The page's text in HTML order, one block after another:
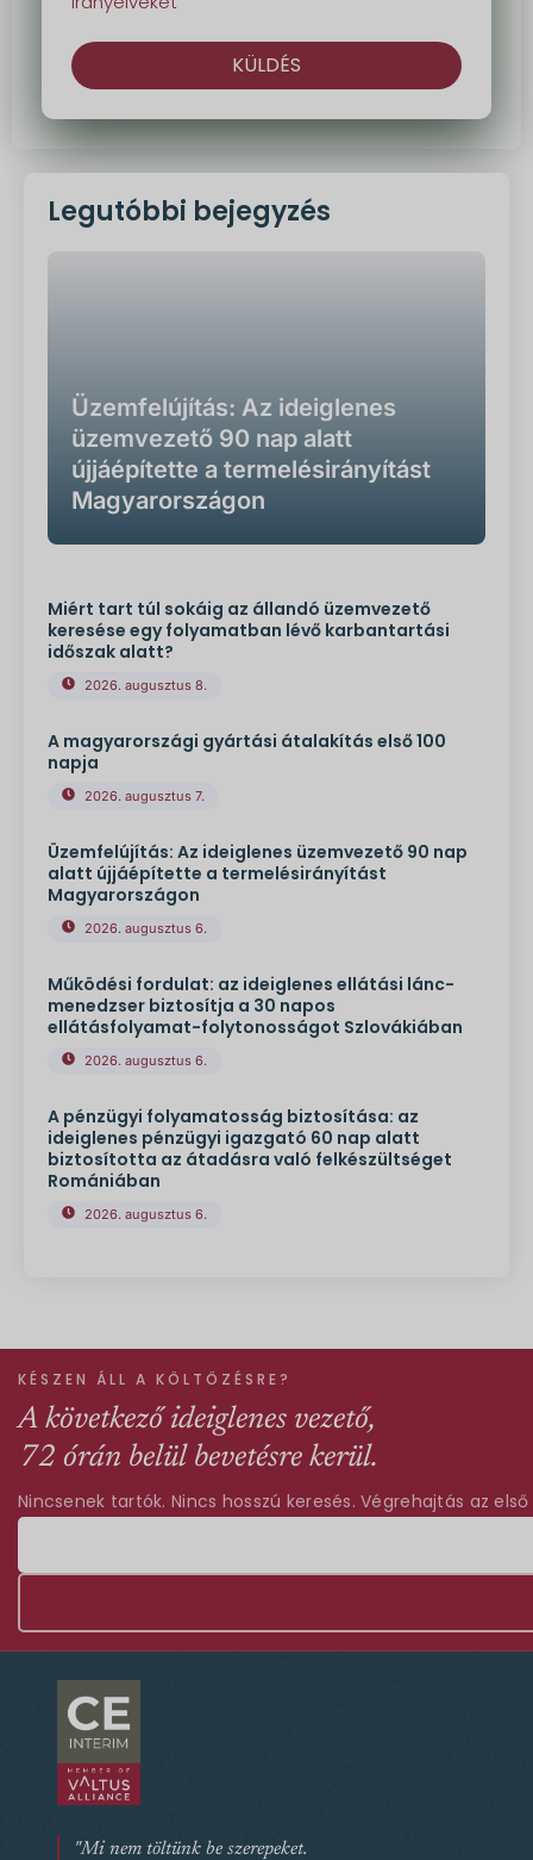
KÜLDÉS
Legutóbbi bejegyzés
Üzemfelújítás: Az ideiglenes
üzemvezető 90 nap alatt
újjáépítette a termelésirányítást
Magyarországon
Miért tart túl sokáig az állandó üzemvezető
keresése egy folyamatban lévő karbantartási
időszak alatt?
2026. augusztus 8.
A magyarországi gyártási átalakítás első 100
napja
2026. augusztus 7.
Üzemfelújítás: Az ideiglenes üzemvezető 90 nap
alatt újjáépítette a termelésirányítást
Magyarországon
2026. augusztus 6.
Működési fordulat: az ideiglenes ellátási lánc-
menedzser biztosítja a 30 napos
ellátásfolyamat-folytonosságot Szlovákiában
2026. augusztus 6.
A pénzügyi folyamatosság biztosítása: az
ideiglenes pénzügyi igazgató 60 nap alatt
biztosította az átadásra való felkészültséget
Romániában
2026. augusztus 6.
KÉSZEN ÁLL A KÖLTÖZÉSRE?
A következő ideiglenes vezető,
72 órán belül bevetésre kerül.
Nincsenek tartók. Nincs hosszú keresés. Végrehajtás az
"Mi nem töltünk be szerepeket.